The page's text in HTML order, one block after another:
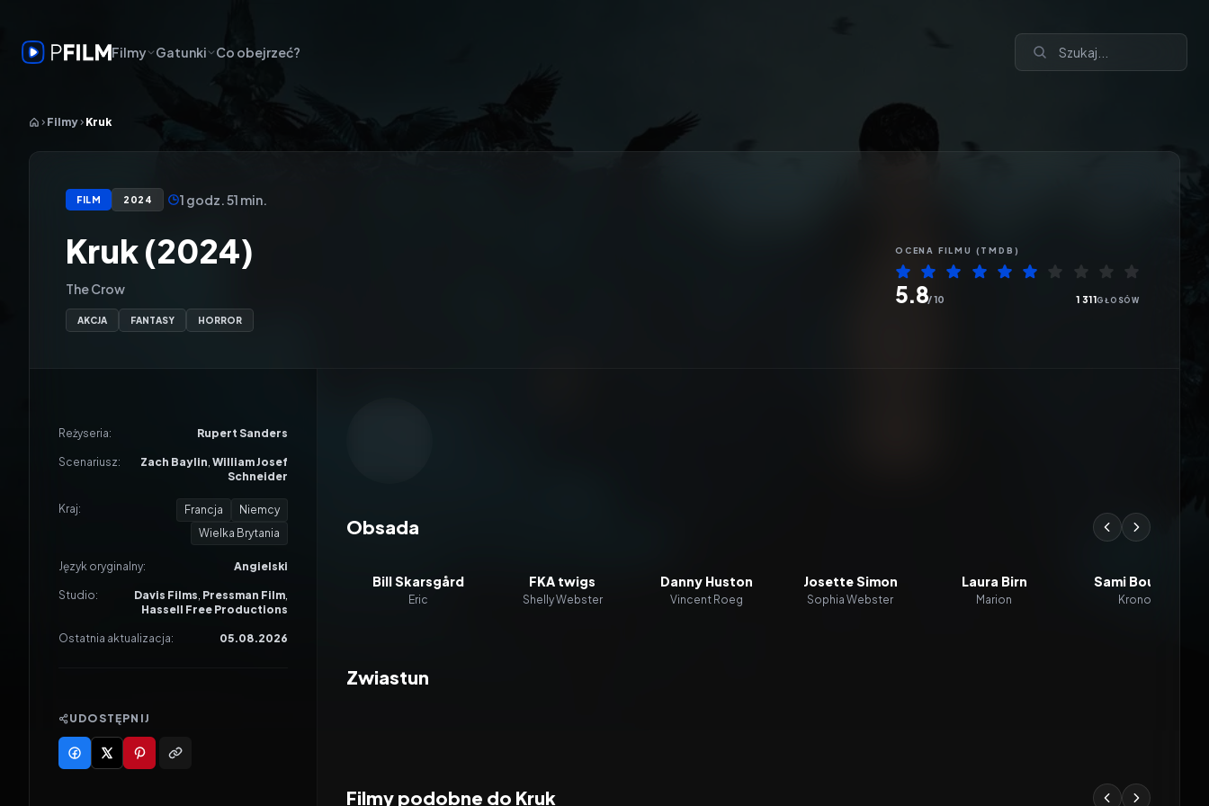
Filmy Gatunki Co obejrzeć?
Filmy Kruk
FILM 2024 1 godz. 51 min.
Kruk (2024)
The Crow
AKCJA FANTASY HORROR
OCENA FILMU (TMDB)
5.8/ 10 1 311GŁOSÓW
Reżyseria: Rupert Sanders
Scenariusz: Zach Baylin, William Josef
Schneider
Kraj: Francja
Niemcy
Wielka Brytania
Język oryginalny: Angielski
Studio: Davis Films, Pressman Film,
Hassell Free Productions
Ostatnia aktualizacja: 05.08.2026
UDOSTĘPNIJ
Obsada
Bill Skarsgård
Eric
FKA twigs
Shelly Webster
Danny Huston
Vincent Roeg
Josette Simon
Sophia Webster
Laura Birn
Marion
Sami Bouajila
Kronos
Zwiastun
Filmy podobne do Kruk